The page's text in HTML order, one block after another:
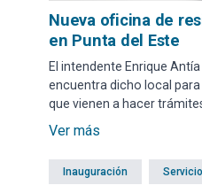
Nueva oficina de
en Punta del Este
El intendente Enrique
encuentra dicho local
que vienen a hacer
Ver más
Inauguración